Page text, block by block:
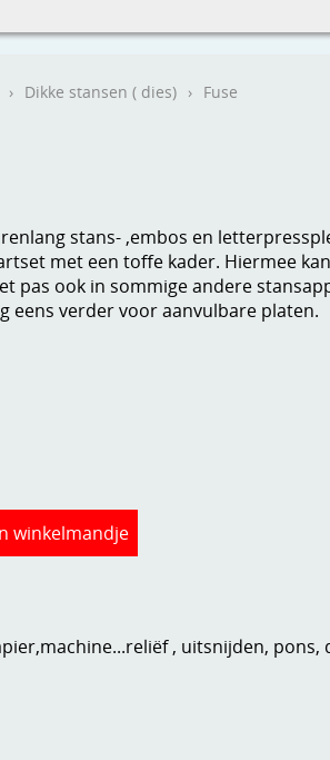
› Dikke stansen ( dies) › Fuse
stans- ,embos en
met een toffe kader. Hiermee
pas ook in sommige andere
eens verder voor aanvulbare platen.
, uitsnijden, pons,